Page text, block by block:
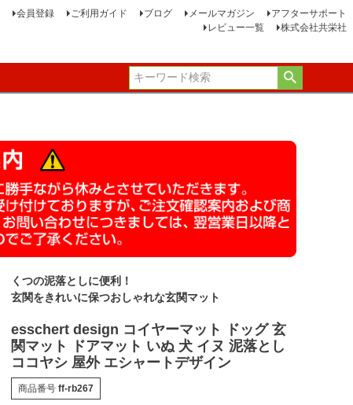
会員登録 ご利用ガイド ブログ メールマガジン
アフターサポート
レビュー一覧
株式会社共栄社
くつの泥落としに便利！
玄関をきれいに保つおしゃれな玄関マット
esschert design コイヤーマット ドッグ 玄
関マット ドアマット いぬ 犬 イヌ 泥落とし
ココヤシ 屋外 エシャートデザイン
商品番号 ff-rb267